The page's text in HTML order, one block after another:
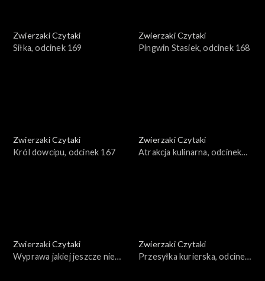
Zwierzaki Czytaki
Siłka, odcinek 169
Zwierzaki Czytaki
Pingwin Stasiek, odcinek 168
Zwierzaki Czytaki
Król dowcipu, odcinek 167
Zwierzaki Czytaki
Atrakcja kulinarna, odcinek
Zwierzaki Czytaki
Wyprawa jakiej jeszcze nie
Zwierzaki Czytaki
Przesyłka kurierska, odcinek